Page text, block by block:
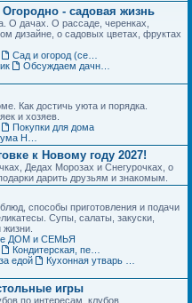
- садовая жизнь
О дачах. О рассаде, черенках,
дизайне, о садовых цветах, фруктах
Как достичь уюта и порядка.
и хозяев.
Покупки для дома
к Новому году 2027!
Дедах Морозах и Снегурочках, о
дарить друзьям и знакомым.
способы приготовления и подачи
Супы, салаты, закуски,
жизни.
ДОМ и СЕМЬЯ
едой
игры
по интересам, клубов